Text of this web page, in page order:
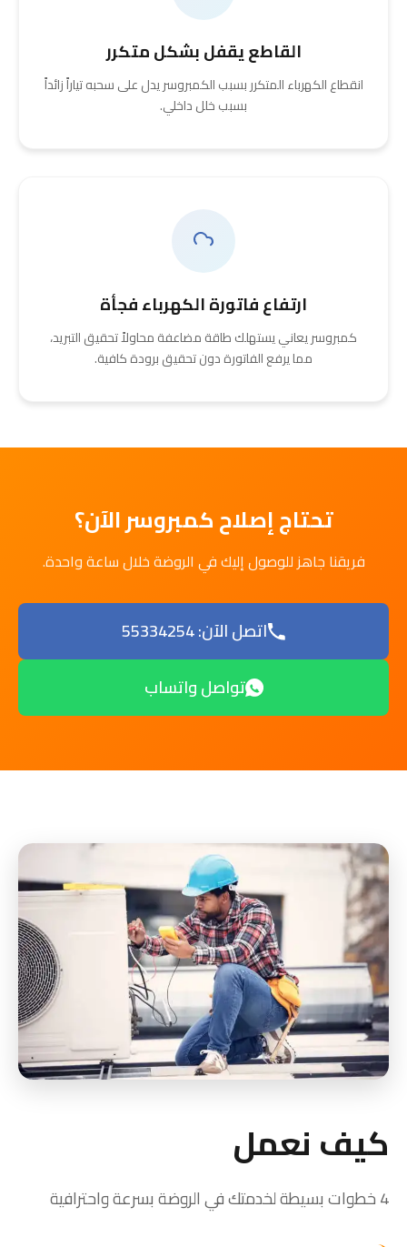
القاطع يقفل بشكل متكرر
انقطاع الكهرباء المتكرر بسبب الكمبروسر يدل على سحبه تياراً زائداً
بسبب خلل داخلي.
ارتفاع فاتورة الكهرباء فجأة
كمبروسر يعاني يستهلك طاقة مضاعفة محاولاً تحقيق التبريد،
مما يرفع الفاتورة دون تحقيق برودة كافية.
تحتاج إصلاح كمبروسر الآن؟
فريقنا جاهز للوصول إليك في الروضة خلال ساعة واحدة.
اتصل الآن: 55334254
تواصل واتساب
كيف نعمل
4 خطوات بسيطة لخدمتك في الروضة بسرعة واحترافية